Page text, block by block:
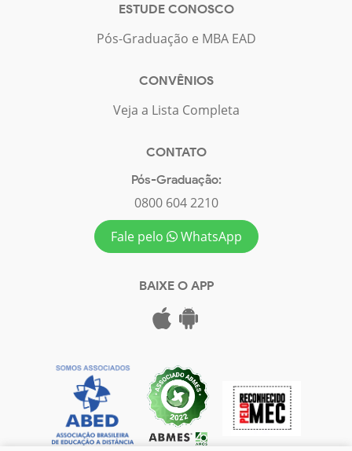
ESTUDE CONOSCO
Pós-Graduação e MBA EAD
CONVÊNIOS
Veja a Lista Completa
CONTATO
Pós-Graduação:
0800 604 2210
Fale pelo
WhatsApp
BAIXE O APP